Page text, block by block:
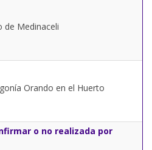
de Medinaceli
Orando en el Huerto
o no realizada por